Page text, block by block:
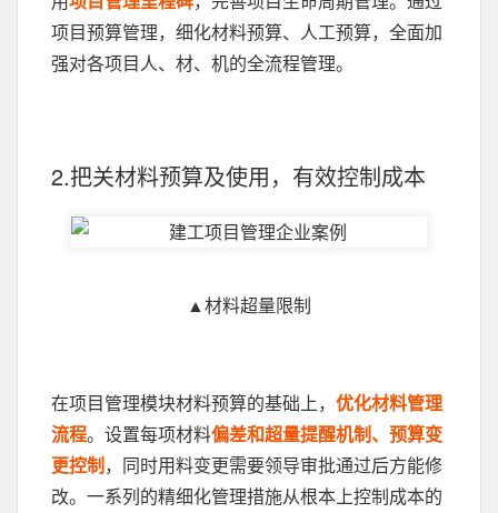
项目预算管理，细化材料预算、人工预算，全面加
强对各项目人、材、机的全流程管理。
2.把关材料预算及使用，有效控制成本
▲材料超量限制
在项目管理模块材料预算的基础上， 优化材料管理
流程。设置每项材料偏差和超量提醒机制、预算变
更控制，同时用料变更需要领导审批通过后方能修
改。一系列的精细化管理措施从根本上控制成本的